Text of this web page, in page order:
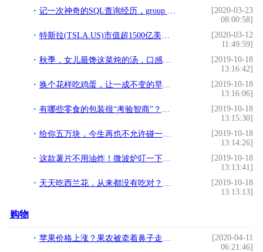
记一次神奇的SQL查询经历，group by慢查询优化
[2020-03-23
08:00:58]
特斯拉(TSLA.US)市值超1500亿美元 马斯克第二层级奖励即将解锁
[2020-03-12
11:49:59]
秋季，女儿最馋这菜炖的汤，口感爽脆汤清甜，才1块一斤特便宜
[2019-10-18
13:16:42]
换个花样吃鸡蛋，让一成不变的早餐变得不再单调
[2019-10-18
13:16:06]
有哪些零食的包装很“考验智商”？让人分分钟想“踢飞”设计师
[2019-10-18
13:15:30]
给你五万块，今生再也不允许碰一种食物，你会选择哪一样呢？
[2019-10-18
13:14:26]
这款薯片不用油炸！微波炉叮一下就做成，一个土豆做一盘
[2019-10-18
13:13:41]
天天吃西兰花，从来都没有吃对？炒西兰花之前，到底要不要焯水？
[2019-10-18
13:13:13]
购物
苹果价格上涨？果农被牵着鼻子走，2020年或是最难一年
[2020-04-11
06:21:46]